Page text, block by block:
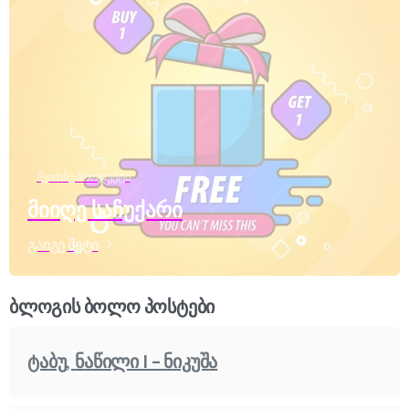
შეიძინე პროდუქტი
მიიღე საჩუქარი
გაიგე მეტი
ბლოგის ბოლო პოსტები
ტაბუ, ნაწილი I – ნიკუშა